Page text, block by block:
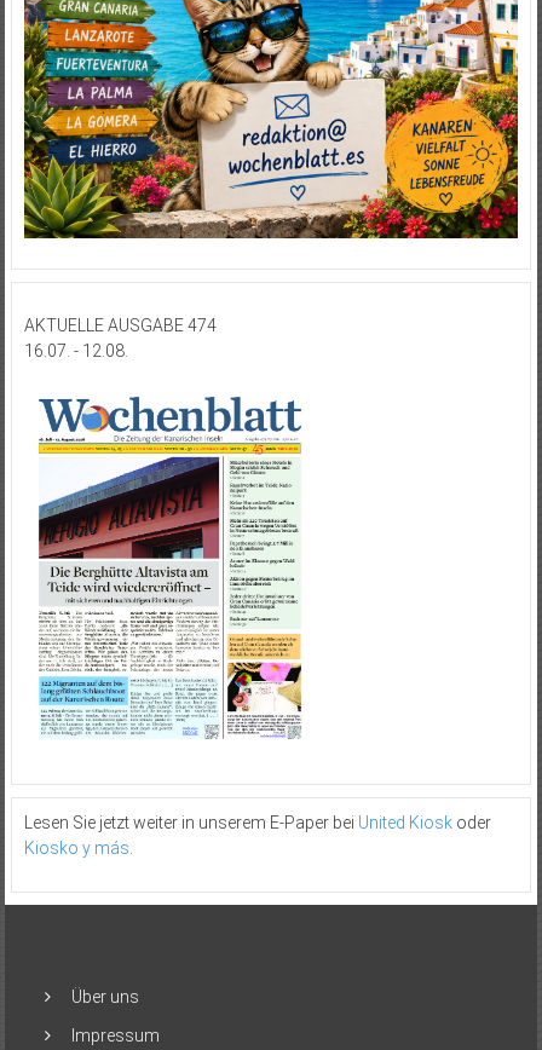
AKTUELLE AUSGABE 474
16.07. - 12.08.
Lesen Sie jetzt weiter in unserem E-Paper bei United Kioskoder
Kiosko y más.
Über uns
Impressum